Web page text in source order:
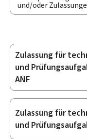
und/oder
Unterrubriken
Zulassung für
und
ANF
Zulassung für
und